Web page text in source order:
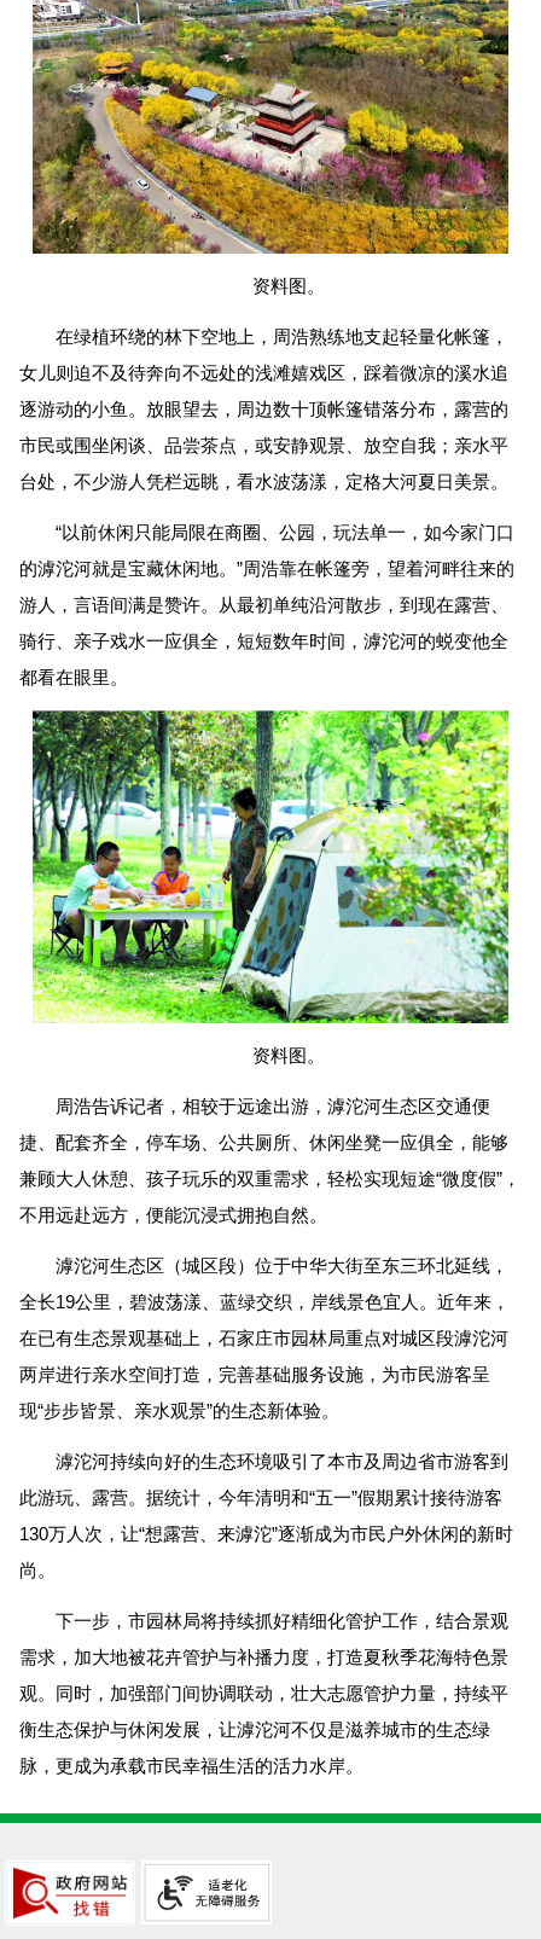
资料图。
在绿植环绕的林下空地上，周浩熟练地支起轻量化帐篷，
女儿则迫不及待奔向不远处的浅滩嬉戏区，踩着微凉的溪水追
逐游动的小鱼。放眼望去，周边数十顶帐篷错落分布，露营的
市民或围坐闲谈、品尝茶点，或安静观景、放空自我；亲水平
台处，不少游人凭栏远眺，看水波荡漾，定格大河夏日美景。
“以前休闲只能局限在商圈、公园，玩法单一，如今家门口
的滹沱河就是宝藏休闲地。”周浩靠在帐篷旁，望着河畔往来的
游人，言语间满是赞许。从最初单纯沿河散步，到现在露营、
骑行、亲子戏水一应俱全，短短数年时间，滹沱河的蜕变他全
都看在眼里。
资料图。
周浩告诉记者，相较于远途出游，滹沱河生态区交通便
捷、配套齐全，停车场、公共厕所、休闲坐凳一应俱全，能够
兼顾大人休憩、孩子玩乐的双重需求，轻松实现短途“微度假”，
不用远赴远方，便能沉浸式拥抱自然。
滹沱河生态区（城区段）位于中华大街至东三环北延线，
全长19公里，碧波荡漾、蓝绿交织，岸线景色宜人。近年来，
在已有生态景观基础上，石家庄市园林局重点对城区段滹沱河
两岸进行亲水空间打造，完善基础服务设施，为市民游客呈
现“步步皆景、亲水观景”的生态新体验。
滹沱河持续向好的生态环境吸引了本市及周边省市游客到
此游玩、露营。据统计，今年清明和“五一”假期累计接待游客
130万人次，让“想露营、来滹沱”逐渐成为市民户外休闲的新时
尚。
下一步，市园林局将持续抓好精细化管护工作，结合景观
需求，加大地被花卉管护与补播力度，打造夏秋季花海特色景
观。同时，加强部门间协调联动，壮大志愿管护力量，持续平
衡生态保护与休闲发展，让滹沱河不仅是滋养城市的生态绿
脉，更成为承载市民幸福生活的活力水岸。